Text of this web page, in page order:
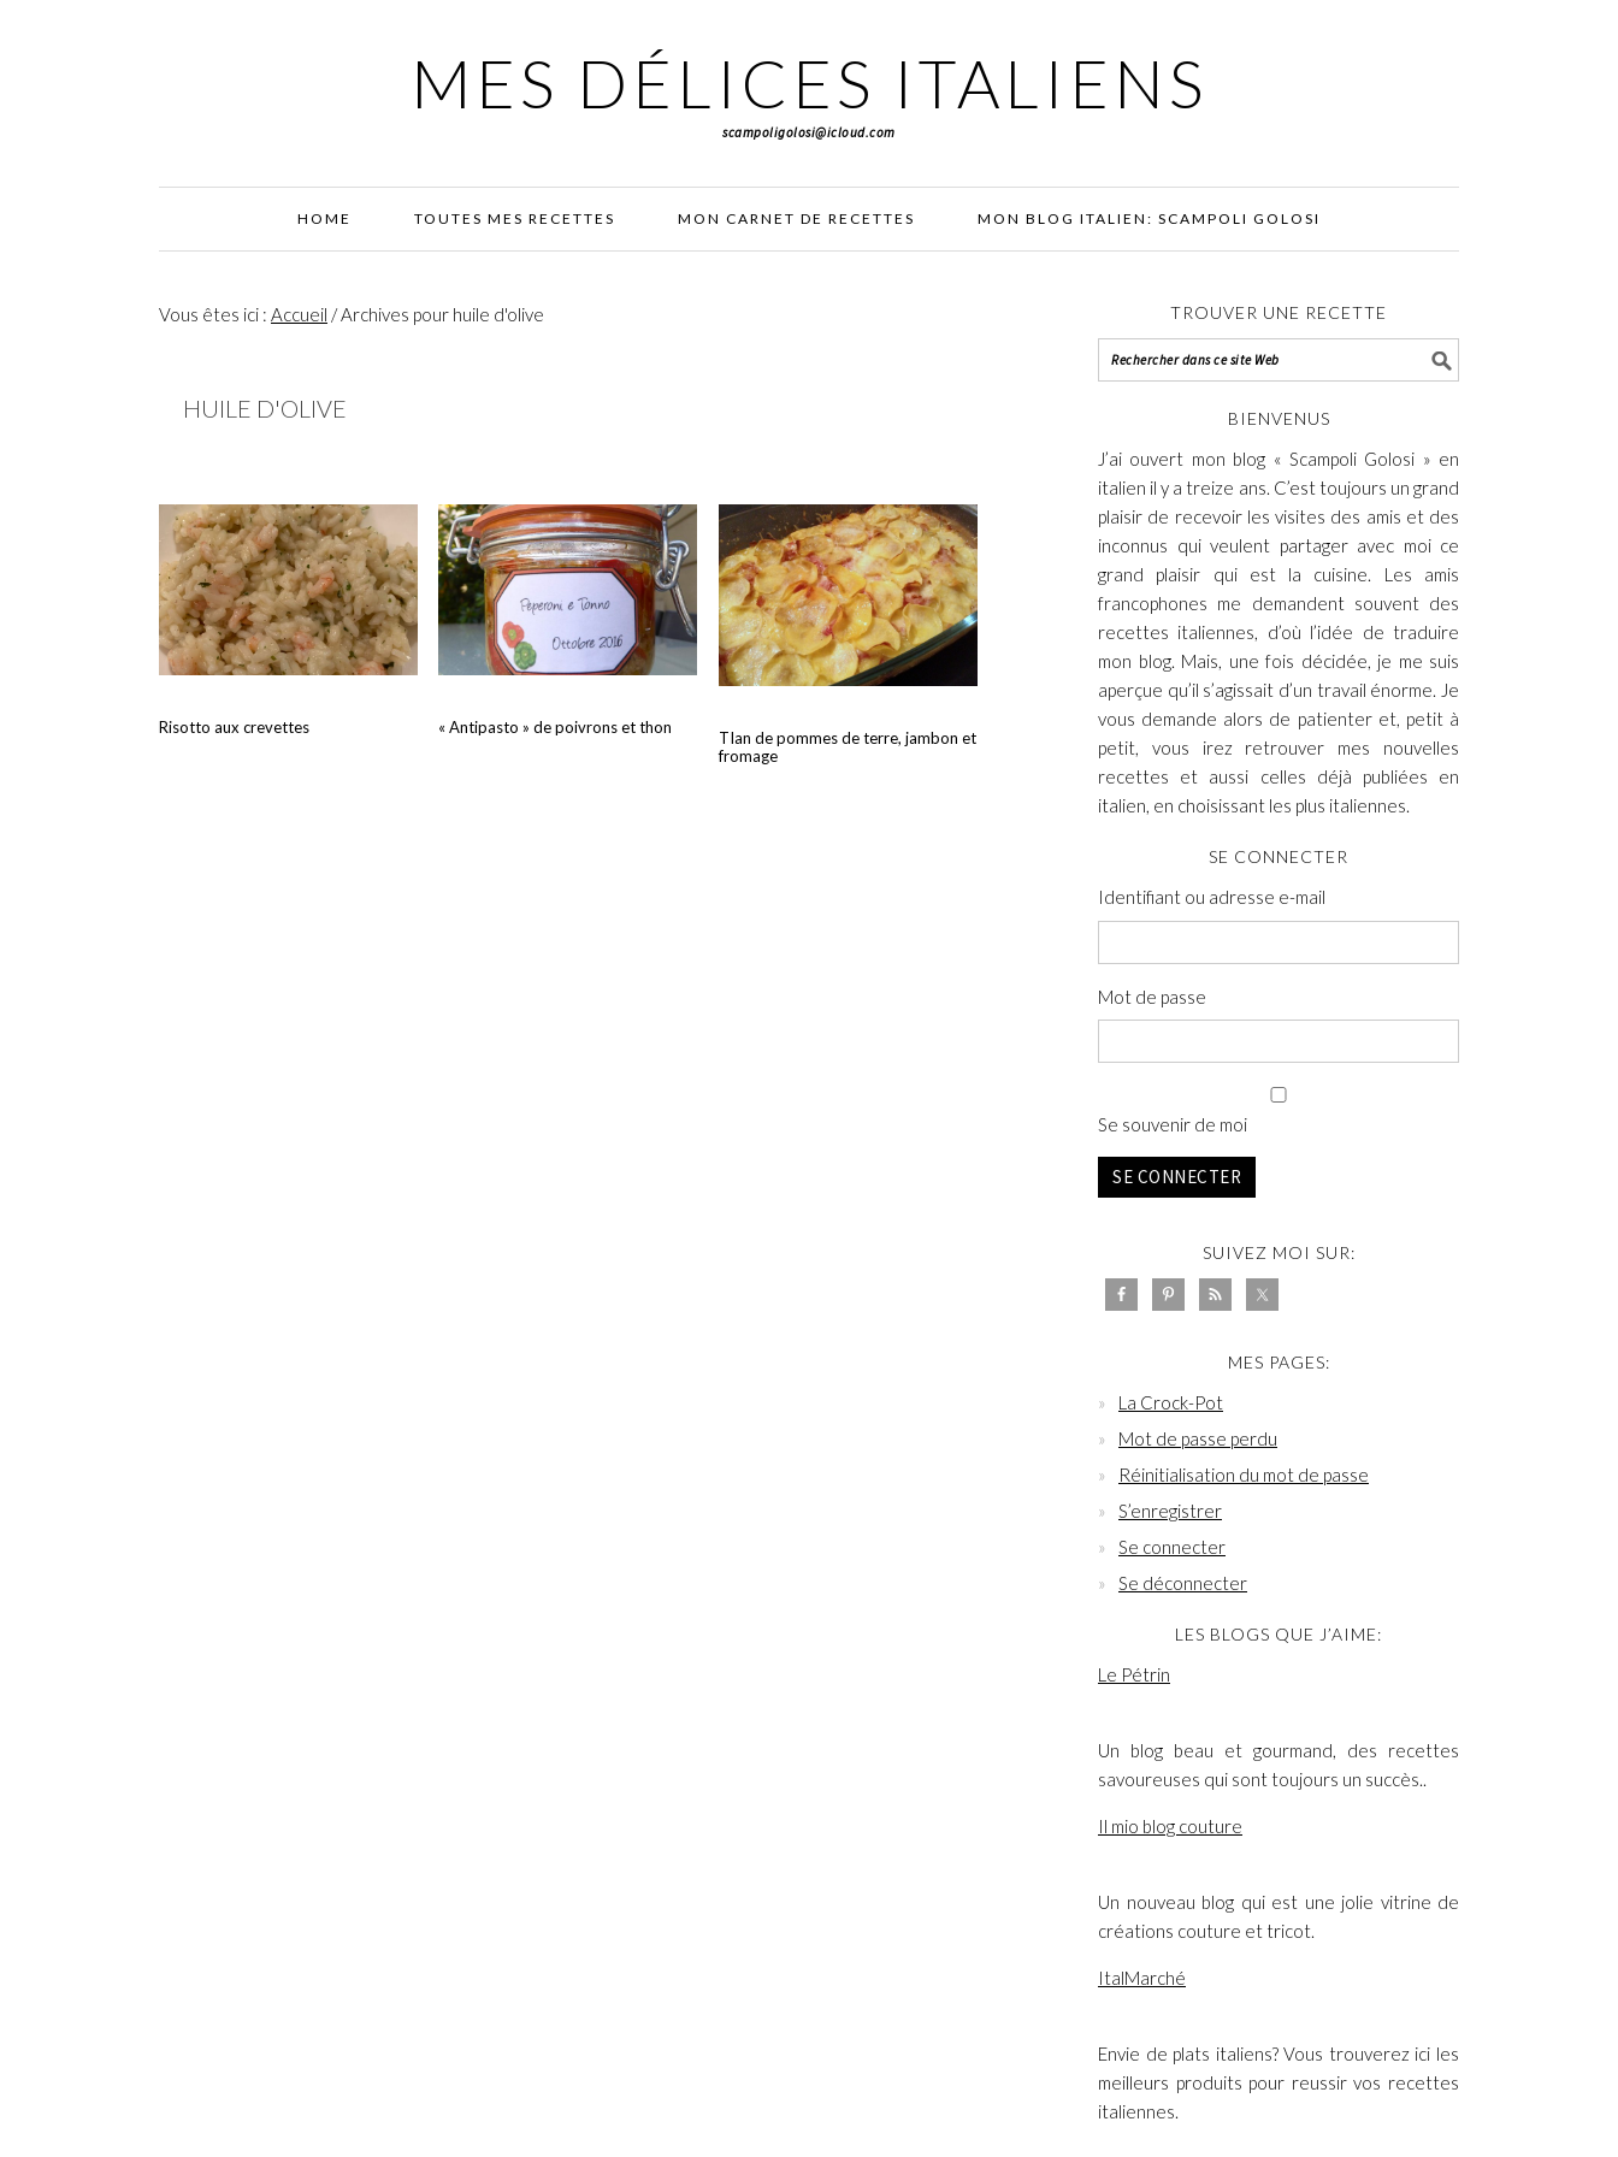
MES DÉLICES ITALIENS
scampoligolosi@icloud.com
HOME TOUTES MES RECETTES MON CARNET DE RECETTES MON BLOG ITALIEN: SCAMPOLI GOLOSI
Vous êtes ici : Accueil /Archives pour huile d'olive
HUILE D'OLIVE
Risotto aux crevettes « Antipasto » de poivrons et thon
TIan de pommes de terre, jambon et
fromage
TROUVER UNE RECETTE
BIENVENUS
J’ai ouvert mon blog « Scampoli Golosi » en
italien il y a treize ans. C’est toujours un grand
plaisir de recevoir les visites des amis et des
inconnus qui veulent partager avec moi ce
grand plaisir qui est la cuisine. Les amis
francophones me demandent souvent des
recettes italiennes, d’où l’idée de traduire
mon blog. Mais, une fois décidée, je me suis
aperçue qu’il s’agissait d’un travail énorme. Je
vous demande alors de patienter et, petit à
petit, vous irez retrouver mes nouvelles
recettes et aussi celles déjà publiées en
italien, en choisissant les plus italiennes.
SE CONNECTER
Identifiant ou adresse e-mail
Mot de passe
Se souvenir de moi
SE CONNECTER
SUIVEZ MOI SUR:
MES PAGES:
La Crock-Pot
Mot de passe perdu
Réinitialisation du mot de passe
S’enregistrer
Se connecter
Se déconnecter
LES BLOGS QUE J’AIME:
Le Pétrin
Un blog beau et gourmand, des recettes
savoureuses qui sont toujours un succès..
Il mio blog couture
Un nouveau blog qui est une jolie vitrine de
créations couture et tricot.
ItalMarché
Envie de plats italiens? Vous trouverez ici les
meilleurs produits pour reussir vos recettes
italiennes.